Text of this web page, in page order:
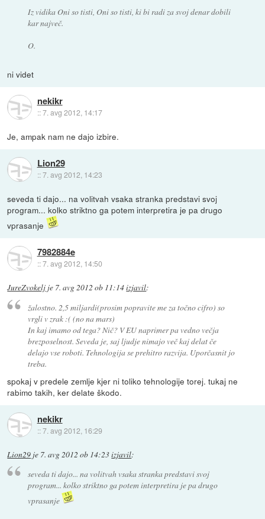
Iz vidika Oni so tisti, Oni so tisti, ki bi radi za svoj denar dobili
kar največ.
O.
ni videt
nekikr
::7. avg 2012, 14:17
Je, ampak nam ne dajo izbire.
Lion29
::7. avg 2012, 14:23
seveda ti dajo... na volitvah vsaka stranka predstavi svoj
program... kolko striktno ga potem interpretira je pa drugo
vprasanje
7982884e
::7. avg 2012, 14:50
JureZvokelj je 7. avg 2012 ob 11:14izjavil:
žalostno. 2,5 miljardi(prosim popravite me za točno cifro) so
vrgli v zrak :( (no na mars)
In kaj imamo od tega? Nič? V EU naprimer pa vedno večja
brezposelnost. Seveda je, saj ljudje nimajo več kaj delat če
delajo vse roboti. Tehnologija se prehitro razvija. Uporčasnit jo
treba.
spokaj v predele zemlje kjer ni toliko tehnologije torej. tukaj ne
rabimo takih, ker delate škodo.
nekikr
::7. avg 2012, 16:29
Lion29 je 7. avg 2012 ob 14:23izjavil:
seveda ti dajo... na volitvah vsaka stranka predstavi svoj
program... kolko striktno ga potem interpretira je pa drugo
vprasanje